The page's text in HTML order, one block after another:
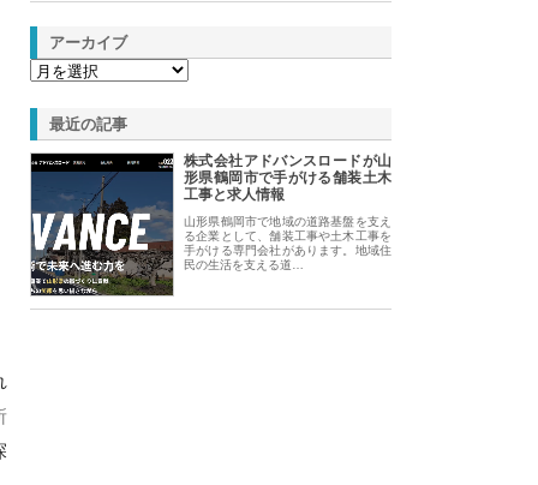
アーカイブ
最近の記事
株式会社アドバンスロードが山
形県鶴岡市で手がける舗装土木
工事と求人情報
山形県鶴岡市で地域の道路基盤を支え
る企業として、舗装工事や土木工事を
手がける専門会社があります。地域住
民の生活を支える道…